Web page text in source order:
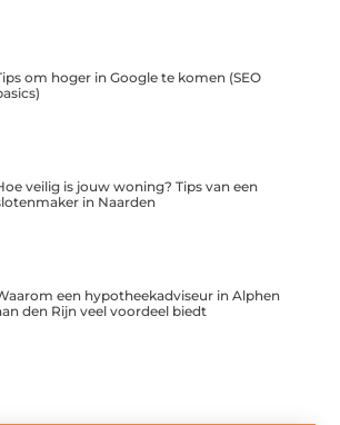
om hoger in Google te komen (SEO
veilig is jouw woning? Tips van een
in Naarden
een hypotheekadviseur in Alphen
den Rijn veel voordeel biedt